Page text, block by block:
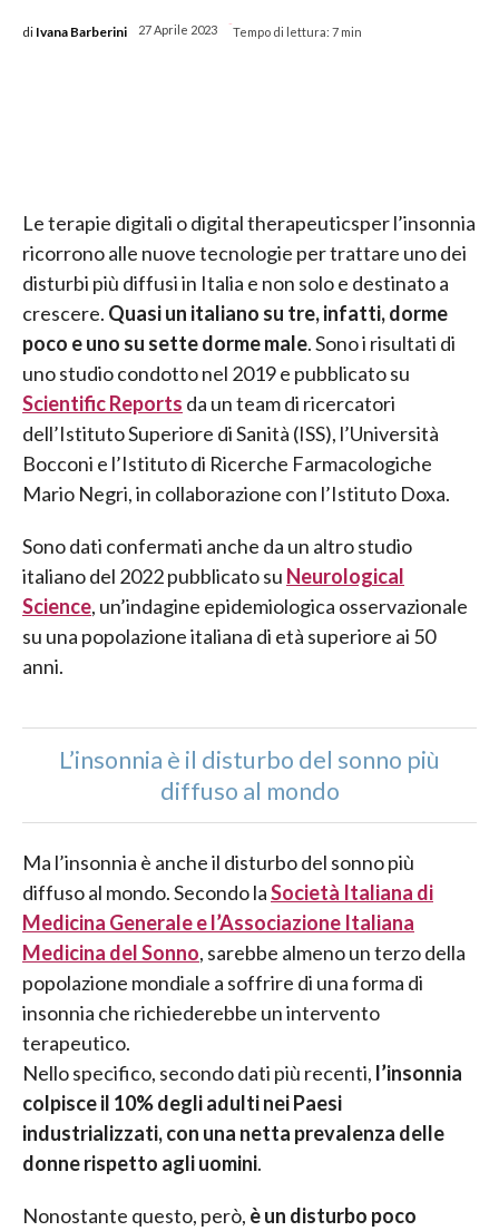
di Ivana Barberini 27 Aprile 2023
-
Tempo di lettura: 7 min
Le terapie digitali o digital therapeuticsper l’insonnia
ricorrono alle nuove tecnologie per trattare uno dei
disturbi più diffusi in Italia e non solo e destinato a
crescere. Quasi un italiano su tre, infatti, dorme
poco e uno su sette dorme male. Sono i risultati di
uno studio condotto nel 2019 e pubblicato su
Scientific Reports da un team di ricercatori
dell’Istituto Superiore di Sanità (ISS), l’Università
Bocconi e l’Istituto di Ricerche Farmacologiche
Mario Negri, in collaborazione con l’Istituto Doxa.
Sono dati confermati anche da un altro studio
italiano del 2022 pubblicato su Neurological
Science, un’indagine epidemiologica osservazionale
su una popolazione italiana di età superiore ai 50
anni.
L’insonnia è il disturbo del sonno più
diffuso al mondo
Ma l’insonnia è anche il disturbo del sonno più
diffuso al mondo. Secondo laSocietà Italiana di
Medicina Generale e l’Associazione Italiana
Medicina del Sonno, sarebbe almeno un terzo della
popolazione mondiale a soffrire di una forma di
insonnia che richiederebbe un intervento
terapeutico.
Nello specifico, secondo dati più recenti, l’insonnia
colpisce il 10% degli adulti nei Paesi
industrializzati, con una netta prevalenza delle
donne rispetto agli uomini.
Nonostante questo, però, è un disturbo poco